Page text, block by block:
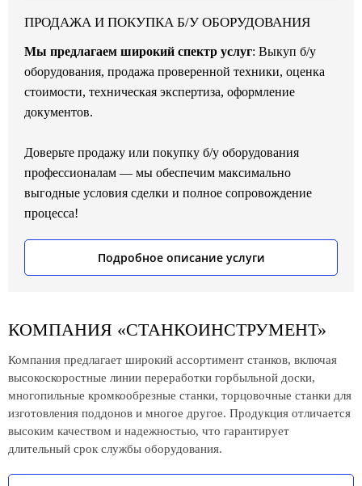
ПРОДАЖА И ПОКУПКА Б/У ОБОРУДОВАНИЯ
Мы предлагаем широкий спектр услуг: Выкуп б/у
оборудования, продажа проверенной техники, оценка
стоимости, техническая экспертиза, оформление
документов.
Доверьте продажу или покупку б/у оборудования
профессионалам — мы обеспечим максимально
выгодные условия сделки и полное сопровождение
процесса!
Подробное описание услуги
КОМПАНИЯ «СТАНКОИНСТРУМЕНТ»
Компания предлагает широкий ассортимент станков, включая
высокоскоростные линии переработки горбыльной доски,
многопильные кромкообрезные станки, торцовочные станки для
изготовления поддонов и многое другое. Продукция отличается
высоким качеством и надежностью, что гарантирует
длительный срок службы оборудования.